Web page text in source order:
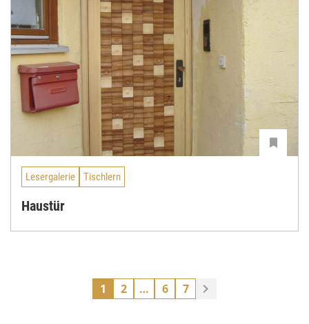
Lesergalerie Tischlern
Haustür
1 2 … 6 7